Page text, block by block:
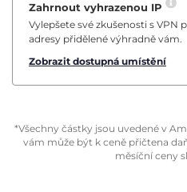
Zahrnout vyhrazenou IP
Vylepšete své zkušenosti s VPN
adresy přidělené výhradně vám.
Zobrazit dostupná umístění
*Všechny částky jsou uvedené v
vám může být k ceně přičtena
měsíční ceny